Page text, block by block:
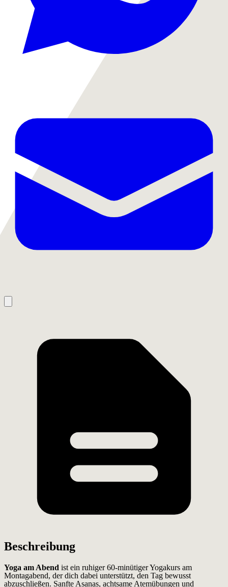
Beschreibung
Yoga am Abend ist ein ruhiger 60-minütiger Yogakurs am
Montagabend, der dich dabei unterstützt, den Tag bewusst
abzuschließen. Sanfte Asanas, achtsame Atemübungen und